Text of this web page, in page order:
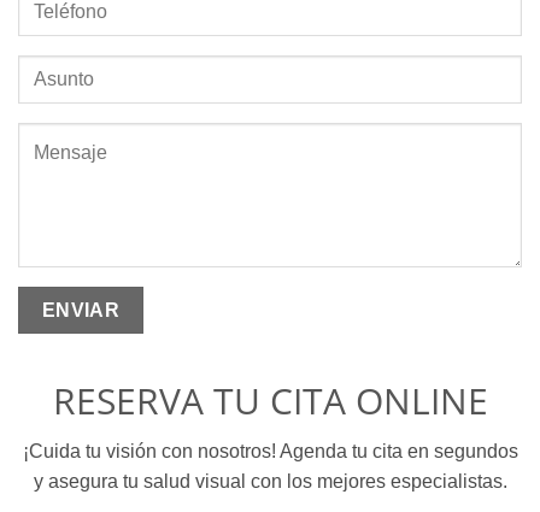
Por favor, deja este campo vacío.
RESERVA TU CITA ONLINE
¡Cuida tu visión con nosotros! Agenda tu cita en segundos
y asegura tu salud visual con los mejores especialistas.